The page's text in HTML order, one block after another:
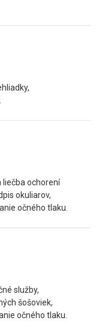
liečba ochorení
okuliarov,
očného tlaku.
služby,
šošoviek,
očného tlaku.